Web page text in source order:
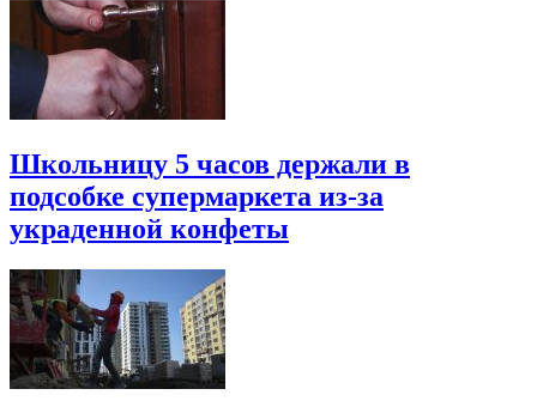
Школьницу 5 часов держали в
подсобке супермаркета из-за
украденной конфеты